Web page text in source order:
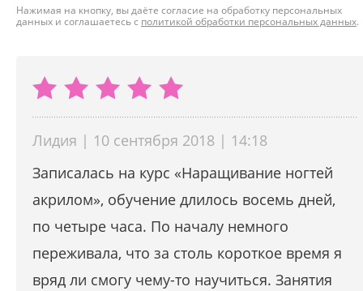
Нажимая на кнопку, вы даёте согласие на обработку персональных
данных и соглашаетесь с политикой обработки персональных данных.
Лидия | 10 сентября 2018 | 14:18
Записалась на курс «Наращивание ногтей
акрилом», обучение длилось восемь дней,
по четыре часа. По началу немного
переживала, что за столь короткое время я
вряд ли смогу чему-то научиться. Занятия